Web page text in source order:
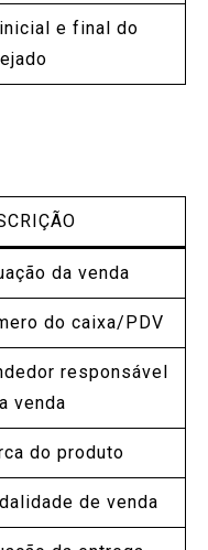
e final do
da venda
do caixa/PDV
responsável
venda
do produto
de venda